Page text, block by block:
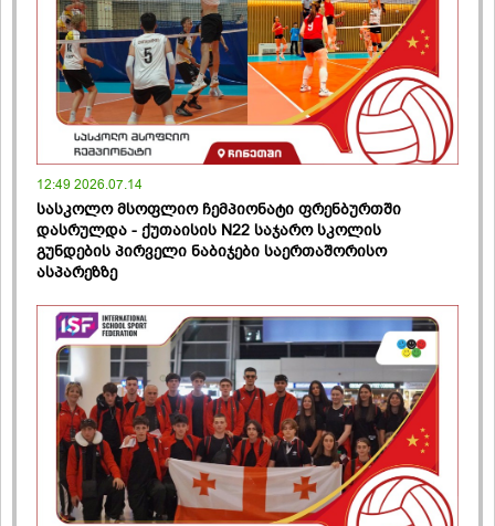
12:49 2026.07.14
სასკოლო მსოფლიო ჩემპიონატი ფრენბურთში
დასრულდა - ქუთაისის N22 საჯარო სკოლის
გუნდების პირველი ნაბიჯები საერთაშორისო
ასპარეზზე